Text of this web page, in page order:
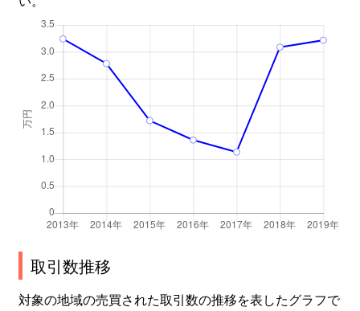
取引数推移
対象の地域の売買された取引数の推移を表したグラフで